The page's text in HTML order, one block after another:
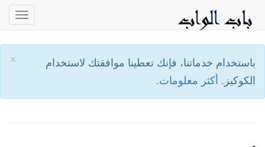
×
باستخدام خدماتنا، فإنك تعطينا موافقتك لاستخدام
الكوكيز. أكثر معلومات.